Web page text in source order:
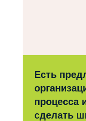
Есть
процесса
сделать